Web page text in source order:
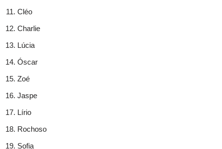
Cléo
Charlie
Lúcia
Óscar
Zoé
Jaspe
Lírio
Rochoso
Sofia